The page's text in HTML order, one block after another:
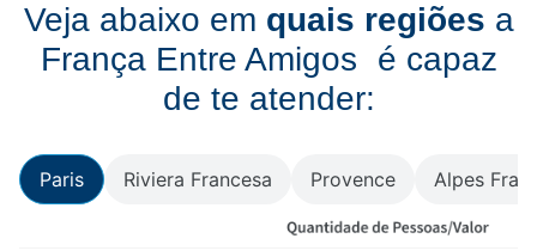
Veja abaixo em quais regiões a
França Entre Amigos é capaz
de te atender:
Paris Riviera Francesa Provence Alpes